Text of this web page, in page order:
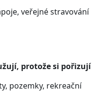
veřejné stravování
protože si pořizují
pozemky, rekreační